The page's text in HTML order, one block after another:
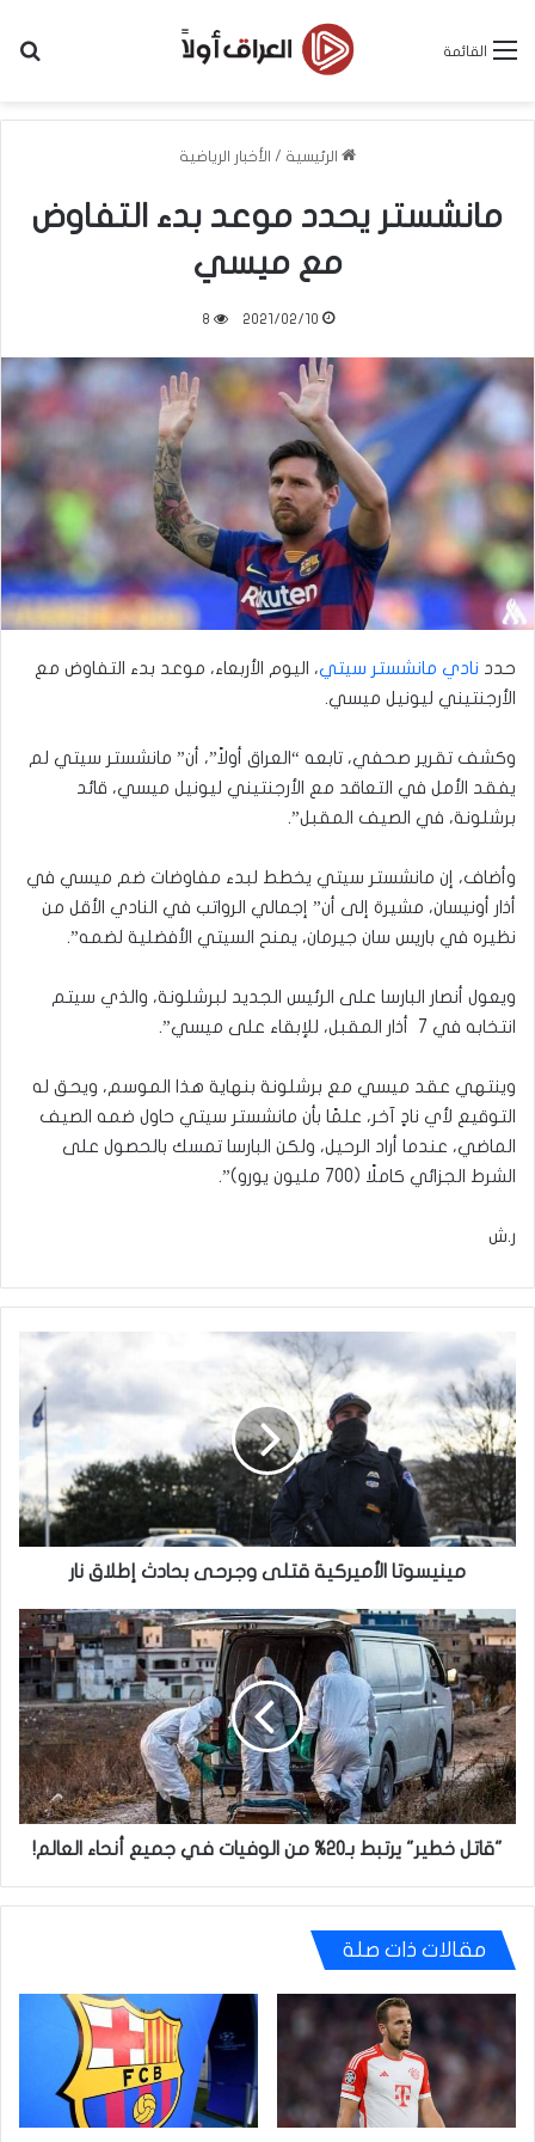
القائمة
الرئيسية / الأخبار الرياضية
مانشستر يحدد موعد بدء التفاوض
مع ميسي
2021/02/10
8
حدد نادي مانشستر سيتي، اليوم الأربعاء، موعد بدء التفاوض مع
الأرجنتيني ليونيل ميسي.
وكشف تقرير صحفي، تابعه “العراق أولاً”، أن” مانشستر سيتي لم
يفقد الأمل في التعاقد مع الأرجنتيني ليونيل ميسي، قائد
برشلونة، في الصيف المقبل”.
وأضاف، إن مانشستر سيتي يخطط لبدء مفاوضات ضم ميسي في
أذار أونيسان، مشيرة إلى أن” إجمالي الرواتب في النادي الأقل من
نظيره في باريس سان جيرمان، يمنح السيتي الأفضلية لضمه”.
ويعول أنصار البارسا على الرئيس الجديد لبرشلونة، والذي سيتم
انتخابه في 7 أذار المقبل، للإبقاء على ميسي”.
وينتهي عقد ميسي مع برشلونة بنهاية هذا الموسم، ويحق له
التوقيع لأي نادٍ آخر، علمًا بأن مانشستر سيتي حاول ضمه الصيف
الماضي، عندما أراد الرحيل، ولكن البارسا تمسك بالحصول على
الشرط الجزائي كاملًا (700 مليون يورو)”.
ر.ش
مينيسوتا
الأميركية
قتلى
وجرحى
بحادث
إطلاق
نار
مينيسوتا الأميركية قتلى وجرحى بحادث إطلاق نار
"قاتل
خطير"
يرتبط
بـ20%
من
الوفيات
في
جميع
أنحاء
العالم!
"قاتل خطير" يرتبط بـ20% من الوفيات في جميع أنحاء العالم!
مقالات ذات صلة